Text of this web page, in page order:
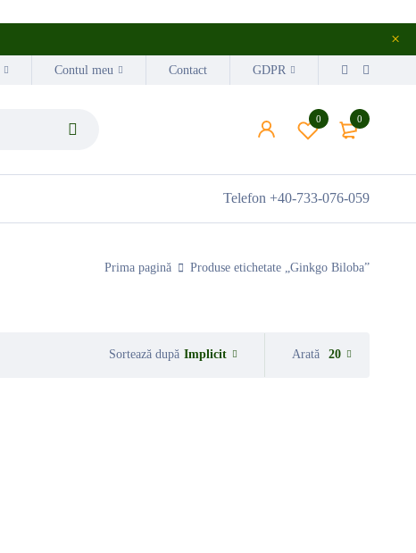
Contul meu Contact GDPR
0
0
Telefon +40-733-076-059
Prima pagină Produse etichetate „Ginkgo Biloba”
Sortează după Implicit Arată 20